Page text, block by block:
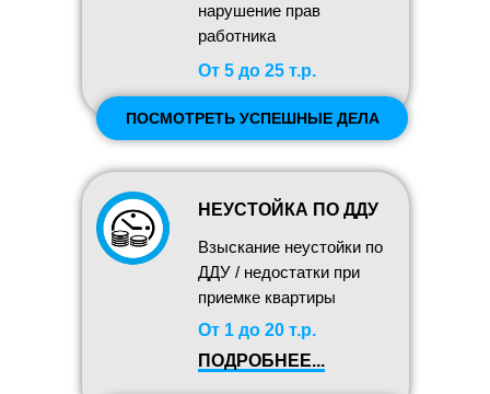
нарушение прав
работника
От 5 до 25 т.р.
Взыскание неустойки по
ДДУ / недостатки при
приемке квартиры
НЕУСТОЙКА ПО ДДУ
От 1 до 20 т.р.
ПОДРОБНЕЕ...
ПОСМОТРЕТЬ УСПЕШНЫЕ ДЕЛА